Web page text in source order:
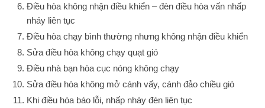
Điều hòa không nhận điều khiển – đèn điều hòa vấn nhấp
nháy liên tục
Điều hòa chạy bình thường nhưng không nhận điều khiển
Sửa điều hòa không chạy quạt gió
Điều nhà bạn hòa cục nóng không chạy
Sửa điều hòa không mở cánh vấy, cánh đảo chiều gió
Khi điều hòa báo lỗi, nhấp nháy đèn liên tục